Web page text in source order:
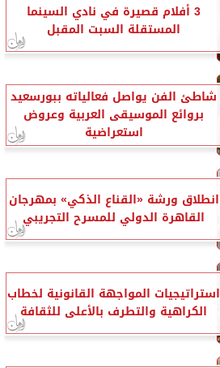
3 أفلام قصيرة في نادي السينما
المستقلة السبت المقبل
شاطئ الفن يواصل فعالياته ببورسعيد
بروائع الموسيقى العربية وعروض
استعراضية
انطلاق ورشة «القناع الذكي» بمهرجان
القاهرة الدولي للمسرح التجريبي
استراتيجيات المواجهة القانونية لخطاب
الكراهية والتطرف بالأعلى للثقافة